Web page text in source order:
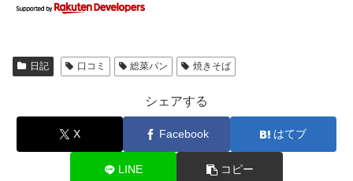
日記 口コミ 総菜パン 焼きそば
シェアする
X Facebook はてブ
LINE コピー